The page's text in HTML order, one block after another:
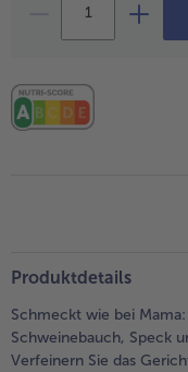
alle
Produktdetails
Schmeckt wie bei
Schweinebauch, Speck
Verfeinern Sie das